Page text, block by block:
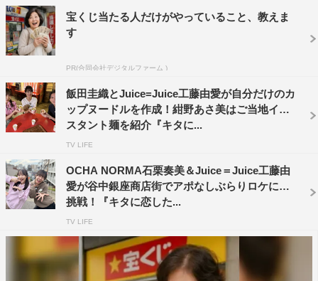
ゲスト：工藤由愛（Juice=Juice）
進行アシスタント：本間吏成（HBCアナウンサー）
北海道リポーター：紺野あさ美
ナレーター：室谷香菜子（HBCアナウンサー）
TVer： https://tver.jp/lp/series/srsxxo6wze
（翌日10月1日（日）正午配信）
TikTok：https://www.tiktok.com/@hbckitakoi?
is_from_webapp=1&sender_device=pc
宝くじ当たる人だけがやっていること、教えま
す
PR(合同会社デジタルファーム )
飯田圭織とJuice=Juice工藤由愛が自分だけのカ
ップヌードルを作成！紺野あさ美はご当地イン
スタント麺を紹介『キタに...
TV LIFE
OCHA NORMA石栗奏美＆Juice＝Juice工藤由
愛が谷中銀座商店街でアポなしぶらりロケに初
挑戦！『キタに恋した...
TV LIFE